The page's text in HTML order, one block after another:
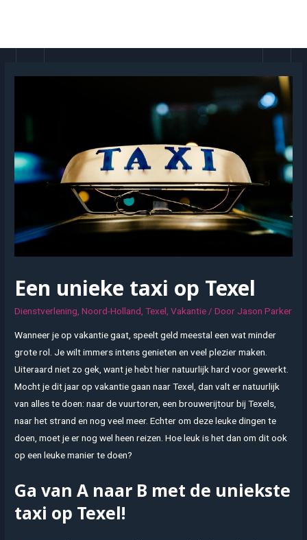
Een unieke taxi op Texel
Dienstverlening ,Noord-Holland ,Texel ,Vakantie / Door Jason Parker
Wanneer je op vakantie gaat, speelt geld meestal een wat minder
grote rol. Je wilt immers intens genieten en veel plezier maken.
Uiteraard niet zo gek, want je hebt hier natuurlijk hard voor gewerkt.
Mocht je dit jaar op vakantie gaan naar Texel, dan valt er natuurlijk
van alles te doen: naar de vuurtoren, een brouwerijtour bij Texels,
naar het strand en nog veel meer. Echter om deze leuke dingen te
doen, moet je er nog wel heen reizen. Hoe leuk is het dan om dit ook
op een leuke manier te doen?
Ga van A naar B met de uniekste
taxi op Texel!